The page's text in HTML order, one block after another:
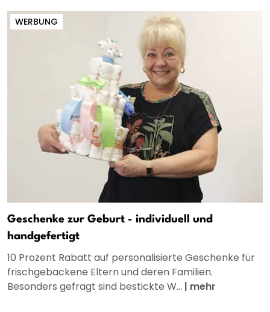
WERBUNG
Geschenke zur Geburt - individuell und
handgefertigt
10 Prozent Rabatt auf personalisierte Geschenke für
frischgebackene Eltern und deren Familien.
Besonders gefragt sind bestickte W... | mehr